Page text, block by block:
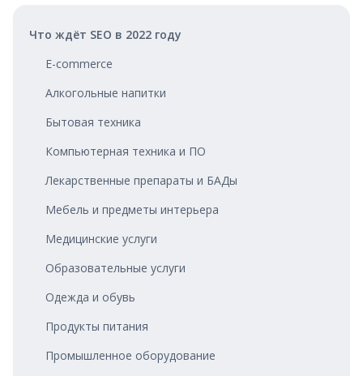
Что ждёт SEO в 2022 году
E-commerce
Алкогольные напитки
Бытовая техника
Компьютерная техника и ПО
Лекарственные препараты и БАДы
Мебель и предметы интерьера
Медицинские услуги
Образовательные услуги
Одежда и обувь
Продукты питания
Промышленное оборудование